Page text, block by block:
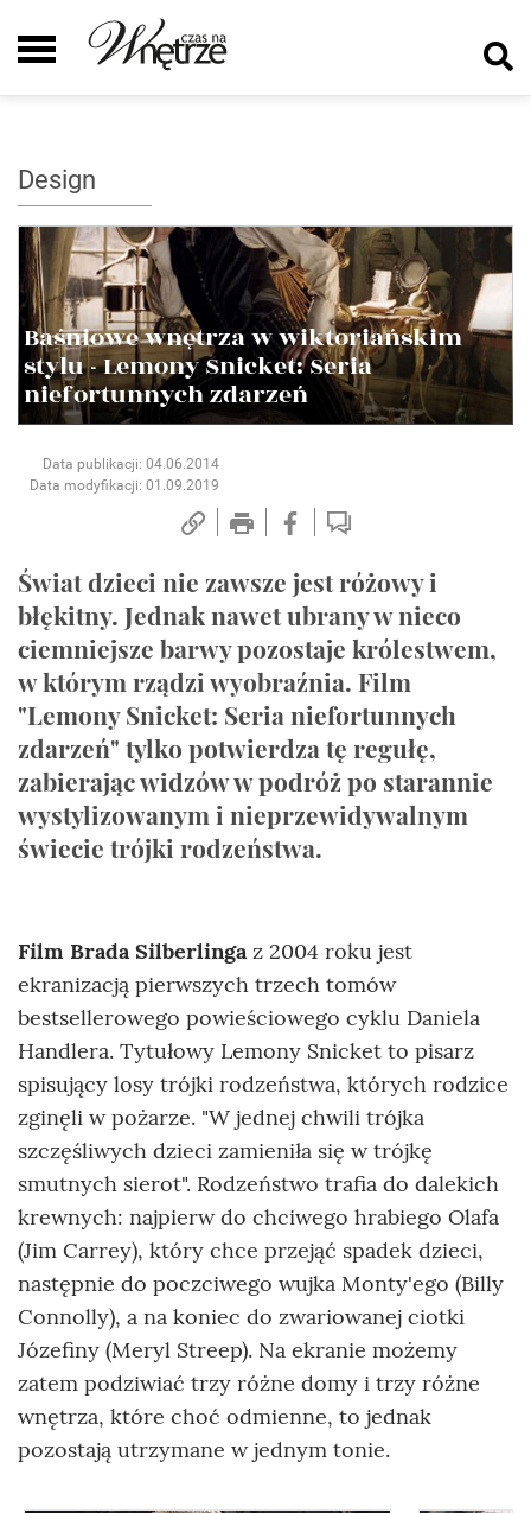
Design
Baśniowe wnętrza w wiktoriańskim
stylu - Lemony Snicket: Seria
niefortunnych zdarzeń
Data publikacji: 04.06.2014
Data modyfikacji: 01.09.2019
Świat dzieci nie zawsze jest różowy i
błękitny. Jednak nawet ubrany w nieco
ciemniejsze barwy pozostaje królestwem,
w którym rządzi wyobraźnia. Film
"Lemony Snicket: Seria niefortunnych
zdarzeń" tylko potwierdza tę regułę,
zabierając widzów w podróż po starannie
wystylizowanym i nieprzewidywalnym
świecie trójki rodzeństwa.
Film Brada Silberlingaz 2004 roku jest
ekranizacją pierwszych trzech tomów
bestsellerowego powieściowego cyklu Daniela
Handlera. Tytułowy Lemony Snicket to pisarz
spisujący losy trójki rodzeństwa, których rodzice
zginęli w pożarze. "W jednej chwili trójka
szczęśliwych dzieci zamieniła się w trójkę
smutnych sierot". Rodzeństwo trafia do dalekich
krewnych: najpierw do chciwego hrabiego Olafa
(Jim Carrey), który chce przejąć spadek dzieci,
następnie do poczciwego wujka Monty'ego (Billy
Connolly), a na koniec do zwariowanej ciotki
Józefiny (Meryl Streep). Na ekranie możemy
zatem podziwiać trzy różne domy i trzy różne
wnętrza, które choć odmienne, to jednak
pozostają utrzymane w jednym tonie.